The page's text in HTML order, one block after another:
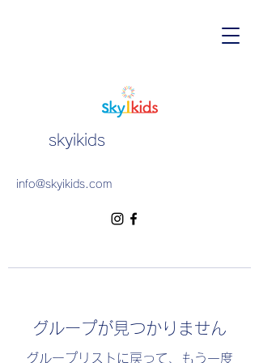
skyikids
info@skyikids.com
グループが見つかりません
グループリストに戻って、もう一度